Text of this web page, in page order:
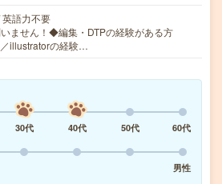
英語力不要
ません！◆編集・DTPの経験がある方
illustratorの経験…
30代 40代 50代
60代
男性